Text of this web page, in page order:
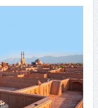
قبل از تماس با تعمیرکار
ایران
محصولات تراست؛ بهترین
کلاس تیزهوشان برای چه